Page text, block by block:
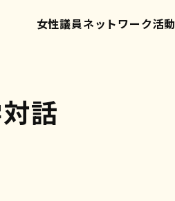
女性議員ネットワーク活動
話